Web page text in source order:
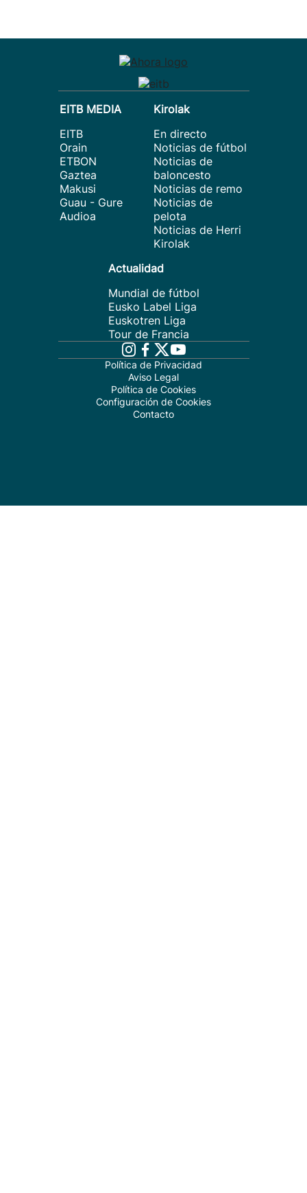
EITB MEDIA
EITB
Orain
ETBON
Gaztea
Makusi
Guau - Gure
Audioa
Kirolak
En directo
Noticias de fútbol
Noticias de
baloncesto
Noticias de remo
Noticias de
pelota
Noticias de Herri
Kirolak
Actualidad
Mundial de fútbol
Eusko Label Liga
Euskotren Liga
Tour de Francia
Política de Privacidad
Aviso Legal
Política de Cookies
Configuración de Cookies
Contacto